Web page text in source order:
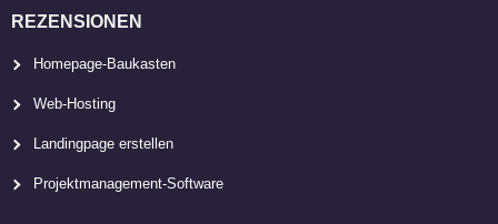
REZENSIONEN
Homepage-Baukasten
Web-Hosting
Landingpage erstellen
Projektmanagement-Software